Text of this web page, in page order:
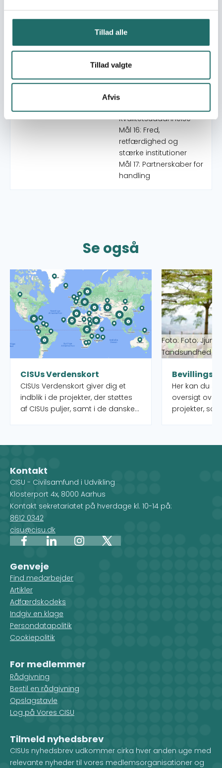
Tillad alle
Tillad valgte
Afvis
(Ukraine)
Introducing Probation
service in Ukraine
Strengthening the
and Relocated Schools
in Ukraine
Kvalitetsuddannelse
Mål 16: Fred,
retfærdighed og
stærke institutioner
Mål 17: Partnerskaber for
handling
Se også
CISUs Verdenskort
CISUs Verdenskort giver dig et
indblik i de projekter, der støttes
af CISUs puljer, samt i de danske
Når du vælger et land på kortet,
forskellige projekter, men du ser
også, hvilke CISU-
medlemsorganisationer, der
arbejder i det pågældende land.
Læs mere om CISUs Verdenskort
Foto: Foto:
Tandsundhed
Her kan du
oversigt over
projekter,
kan desuden
Læs mere om
Kontakt
CISU - Civilsamfund i Udvikling
Klosterport 4x, 8000 Aarhus
Kontakt sekretariatet på hverdage kl. 10-14 på:
8612 0342
cisu@cisu.dk
FacebookLinkedInInstagram
X
Genveje
Find medarbejder
Artikler
Adfærdskodeks
Indgiv en klage
Persondatapolitik
Cookiepolitik
For medlemmer
Rådgivning
Bestil en rådgivning
Opslagstavle
Log på Vores CISU
Tilmeld nyhedsbrev
CISUs nyhedsbrev udkommer cirka hver anden uge med
relevante nyheder til vores medlemsorganisationer og